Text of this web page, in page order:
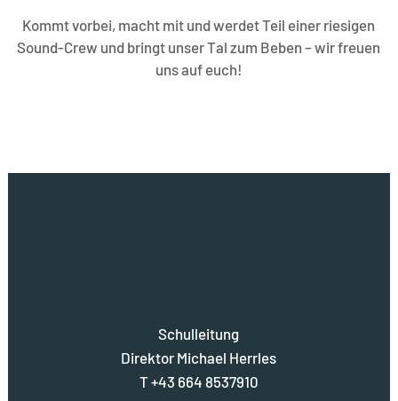
Kommt vorbei, macht mit und werdet Teil einer riesigen
Sound-Crew und bringt unser Tal zum Beben – wir freuen
uns auf euch!
Schulleitung
Direktor Michael Herrles
T +43 664 8537910